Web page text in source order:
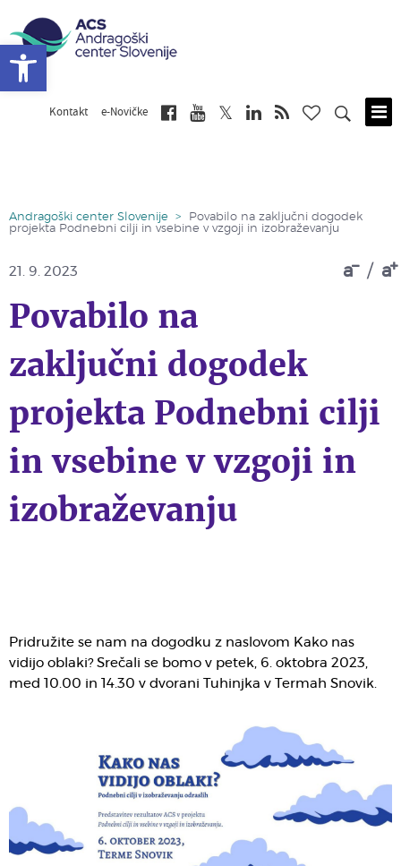
Kontakt e-Novičke
Andragoški center Slovenije >
Povabilo na zaključni dogodek
projekta Podnebni cilji in vsebine v vzgoji in izobraževanju
a / a
21. 9. 2023
Povabilo na
zaključni dogodek
projekta Podnebni cilji
in vsebine v vzgoji in
izobraževanju
Pridružite se nam na dogodku z naslovom Kako nas
vidijo oblaki? Srečali se bomo v petek, 6. oktobra 2023,
med 10.00 in 14.30 v dvorani Tuhinjka v Termah Snovik.
Open toolbar